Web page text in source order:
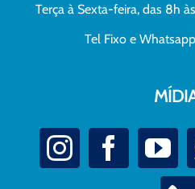
Terça à Sexta-feira, das 8h
Tel Fixo e